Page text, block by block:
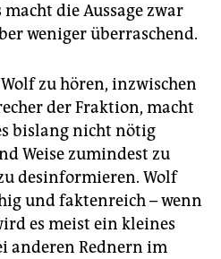
die Aussage zwar
weniger überraschend.
zu hören, inzwischen
der Fraktion, macht
bislang nicht nötig
Weise zumindest zu
desinformieren. Wolf
und faktenreich – wenn
es meist ein kleines
anderen Rednern im